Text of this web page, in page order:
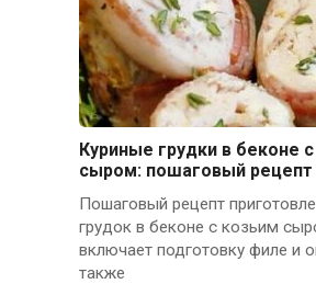
Куриные грудки в беконе
сыром: пошаговый рецепт
Пошаговый рецепт
грудок в беконе с козьим
включает подготовку филе и
также